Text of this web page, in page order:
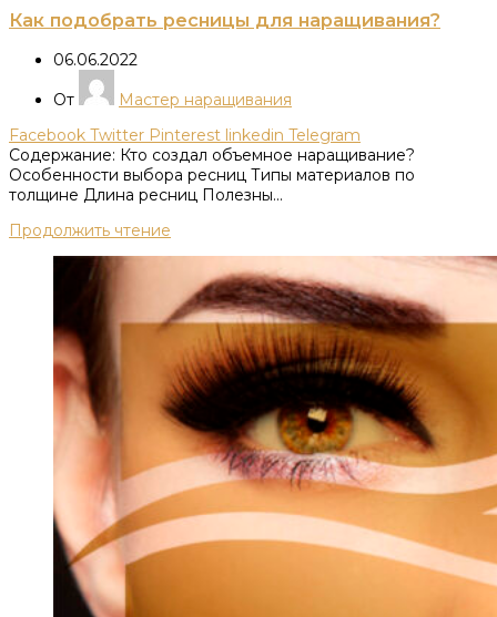
Как подобрать ресницы для наращивания?
06.06.2022
От
Мастер наращивания
Facebook Twitter Pinterest linkedin Telegram
Содержание: Кто создал объемное наращивание?
Особенности выбора ресниц Типы материалов по
толщине Длина ресниц Полезны...
Продолжить чтение